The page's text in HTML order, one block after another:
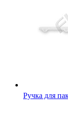
Ручка для